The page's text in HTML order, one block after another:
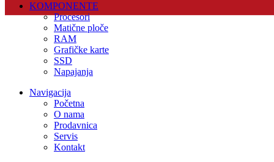
KOMPONENTE
Procesori
Matične ploče
RAM
Grafičke karte
SSD
Napajanja
Navigacija
Početna
O nama
Prodavnica
Servis
Kontakt